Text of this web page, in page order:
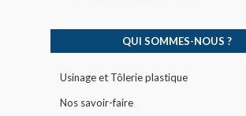
QUI SOMMES-NOUS ?
Usinage et Tôlerie plastique
Nos savoir-faire